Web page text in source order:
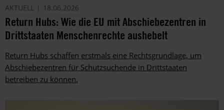
AKTUELL 18.06.2026
Return Hubs: Wie die EU mit Abschiebezentren in
Drittstaaten Menschenrechte aushebelt
Return Hubs schaffen erstmals eine Rechtsgrundlage, um
Abschiebezentren für Schutzsuchende in Drittstaaten
betreiben zu können.